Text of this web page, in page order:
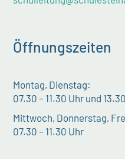
Öffnungszeiten
Montag, Dienstag:
07.30 – 11.30 Uhr und
Mittwoch, Donnerstag,
07.30 – 11.30 Uhr